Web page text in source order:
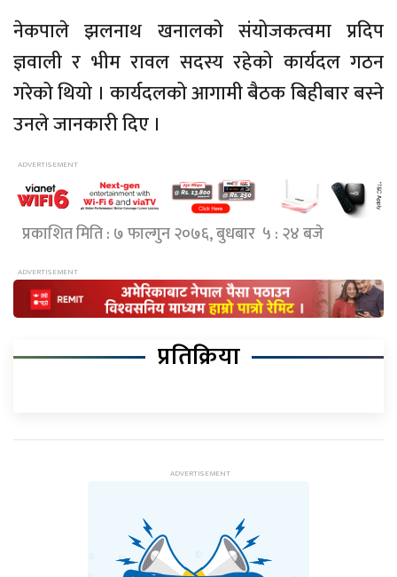
नेकपाले झलनाथ खनालको संयोजकत्वमा प्रदिप
ज्ञवाली र भीम रावल सदस्य रहेको कार्यदल गठन
गरेको थियो । कार्यदलको आगामी बैठक बिहीबार बस्ने
उनले जानकारी दिए ।
प्रकाशित मिति : ७ फाल्गुन २०७६, बुधबार ५ : २४ बजे
प्रतिक्रिया